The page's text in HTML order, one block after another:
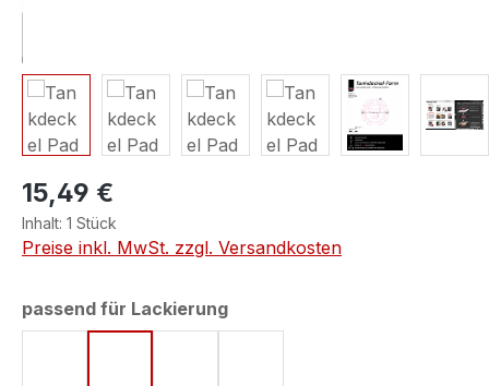
15,49 €
Inhalt: 1 Stück
Preise inkl. MwSt. zzgl. Versandkosten
passend für Lackierungauswählen